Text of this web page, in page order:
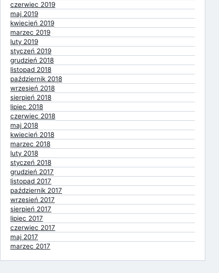
czerwiec 2019
maj 2019
kwiecień 2019
marzec 2019
luty 2019
styczeń 2019
grudzień 2018
listopad 2018
październik 2018
wrzesień 2018
sierpień 2018
lipiec 2018
czerwiec 2018
maj 2018
kwiecień 2018
marzec 2018
luty 2018
styczeń 2018
grudzień 2017
listopad 2017
październik 2017
wrzesień 2017
sierpień 2017
lipiec 2017
czerwiec 2017
maj 2017
marzec 2017